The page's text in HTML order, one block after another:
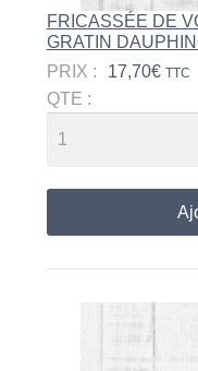
FRICASSÉE DE
GRATIN
PRIX :
17,70€ TTC
QTE :